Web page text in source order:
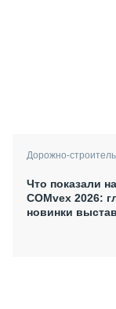
Дорожно-
Что показали
COMvex 2026:
новинки